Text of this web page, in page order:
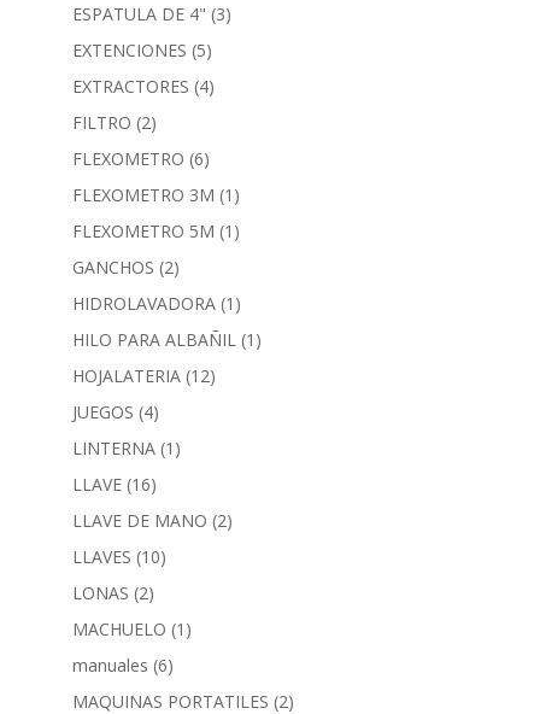
ESPATULA DE 4" (3)
EXTENCIONES (5)
EXTRACTORES (4)
FILTRO (2)
FLEXOMETRO (6)
FLEXOMETRO 3M (1)
FLEXOMETRO 5M (1)
GANCHOS (2)
HIDROLAVADORA (1)
HILO PARA ALBAÑIL (1)
HOJALATERIA (12)
JUEGOS (4)
LINTERNA (1)
LLAVE (16)
LLAVE DE MANO (2)
LLAVES (10)
LONAS (2)
MACHUELO (1)
manuales (6)
MAQUINAS PORTATILES (2)